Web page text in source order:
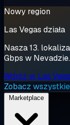
Nowy region
Las Vegas działa
Nasza 13.
Gbps w
Wdróż w Las
Zobacz